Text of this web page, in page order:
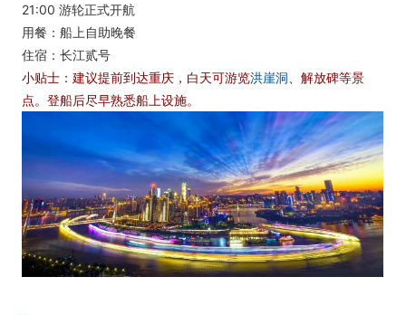
21:00 游轮正式开航
用餐：船上自助晚餐
住宿：长江贰号
小贴士：建议提前到达重庆，白天可游览洪崖洞 、解放碑等景
点。登船后尽早熟悉船上设施。